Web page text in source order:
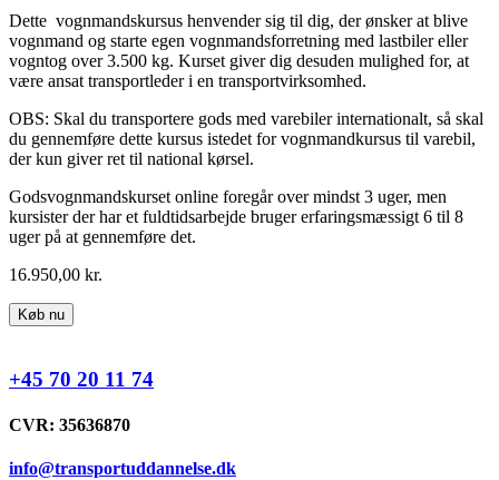
Dette vognmandskursus henvender sig til dig, der ønsker at blive
vognmand og starte egen vognmandsforretning med lastbiler eller
vogntog over 3.500 kg. Kurset giver dig desuden mulighed for, at
være ansat transportleder i en transportvirksomhed.
OBS: Skal du transportere gods med varebiler internationalt, så skal
du gennemføre dette kursus istedet for vognmandkursus til varebil,
der kun giver ret til national kørsel.
Godsvognmandskurset online foregår over mindst 3 uger, men
kursister der har et fuldtidsarbejde bruger erfaringsmæssigt 6 til 8
uger på at gennemføre det.
16.950,00 kr.
Vognmandskursus
Gods
Online
antal
Køb nu
+45 70 20 11 74
CVR: 35636870
info@transportuddannelse.dk